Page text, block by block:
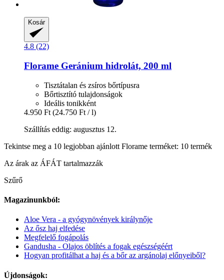
Kosár
4.8 (22)
Florame Geránium hidrolát, 200 ml
Tisztátalan és zsíros bőrtípusra
Bőrtisztító tulajdonságok
Ideális tonikként
4.950 Ft (24.750 Ft / l)
Szállítás eddig: augusztus 12.
Tekintse meg a 10 legjobban ajánlott Florame terméket: 10 termék
Az árak az ÁFÁT tartalmazzák
Szűrő
Magazinunkból:
Aloe Vera - a gyógynövények királynője
Az ősz haj elfedése
Megfelelő fogápolás
Gandusha - Olajos öblítés a fogak egészségéért
Hogyan profitálhat a haj és a bőr az argánolaj előnyeiből?
Újdonságok: